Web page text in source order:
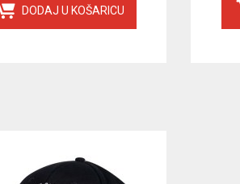
DODAJ U KOŠARICU